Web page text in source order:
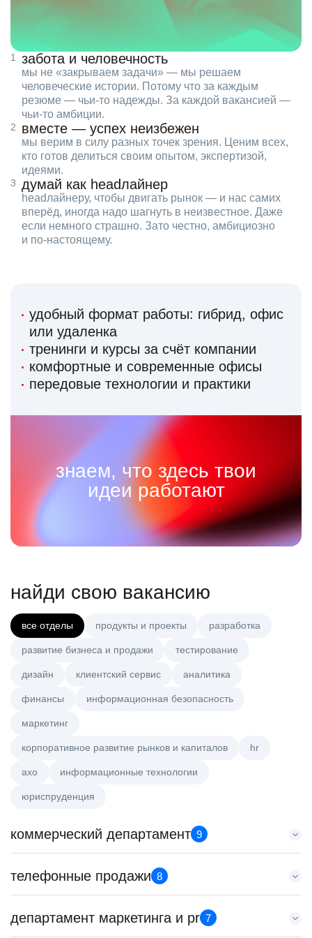
забота и человечность
мы не «закрываем задачи» — мы решаем
человеческие истории. Потому что за каждым
резюме — чьи‑то надежды. За каждой вакансией —
чьи‑то амбиции.
вместе — успех неизбежен
мы верим в силу разных точек зрения. Ценим всех,
кто готов делиться своим опытом, экспертизой,
идеями.
думай как headлайнер
headлайнеру, чтобы двигать рынок — и нас самих
вперёд, иногда надо шагнуть в неизвестное. Даже
если немного страшно. Зато честно, амбициозно
и по‑настоящему.
удобный формат работы: гибрид, офис
или удаленка
тренинги и курсы за счёт компании
комфортные и современные офисы
передовые технологии и практики
знаем, что здесь твои
идеи работают
найди свою вакансию
все отделы продукты и проекты разработка
развитие бизнеса и продажи тестирование
дизайн клиентский сервис аналитика
финансы информационная безопасность
маркетинг
корпоративное развитие рынков и капиталов hr
axo информационные технологии
юриспруденция
коммерческий департамент 9
Менеджер по работе с ключевыми клиентами (КАМ)
HeadHunter::Коммерческий департамент
з/п не указана
телефонные продажи 8
Менеджер по продажам B2B (сегмент SMB)
HeadHunter::Телефонные продажи
департамент маркетинга и pr 7